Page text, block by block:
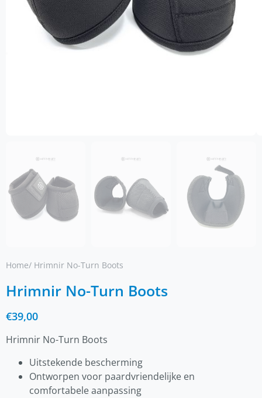
Home/ Hrimnir No-Turn Boots
Hrimnir No-Turn Boots
€39,00
Hrimnir No-Turn Boots
Uitstekende bescherming
Ontworpen voor paardvriendelijke en
comfortabele aanpassing